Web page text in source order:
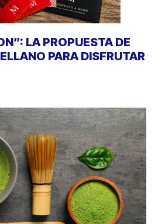
LA PROPUESTA DE
PARA DISFRUTAR